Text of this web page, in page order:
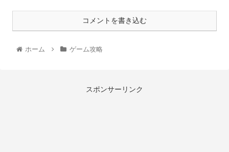
コメントを書き込む
ホーム ゲーム攻略
スポンサーリンク